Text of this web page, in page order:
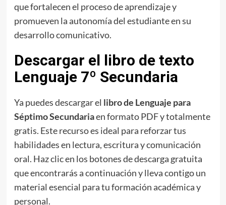
que fortalecen el proceso de aprendizaje y
promueven la autonomía del estudiante en su
desarrollo comunicativo.
Descargar el libro de texto
Lenguaje 7º Secundaria
Ya puedes descargar el libro de Lenguaje para
Séptimo Secundariaen formato PDF y totalmente
gratis. Este recurso es ideal para reforzar tus
habilidades en lectura, escritura y comunicación
oral. Haz clic en los botones de descarga gratuita
que encontrarás a continuación y lleva contigo un
material esencial para tu formación académica y
personal.